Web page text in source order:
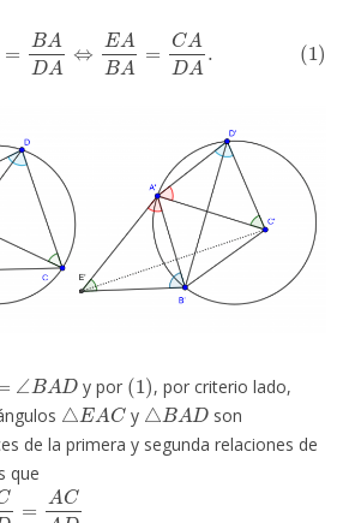
BA= DA.
y por
(1 )
, por criterio lado,
△ EAC
y
△ BAD
son
de la primera y segunda relaciones de
que
D ACAD